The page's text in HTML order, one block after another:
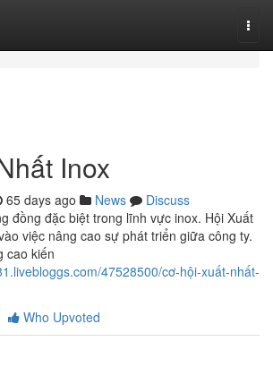
Inox
65 days ago News
Discuss
đồng đặc biệt trong lĩnh vực inox. Hội Xuất
việc nâng cao sự phát triển giữa công ty.
cao kiến
47528500/cơ-hội-xuất-nhất-
Who Upvoted